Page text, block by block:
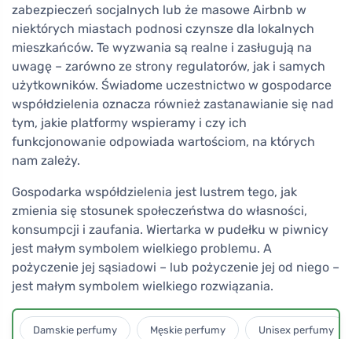
zabezpieczeń socjalnych lub że masowe Airbnb w
niektórych miastach podnosi czynsze dla lokalnych
mieszkańców. Te wyzwania są realne i zasługują na
uwagę – zarówno ze strony regulatorów, jak i samych
użytkowników. Świadome uczestnictwo w gospodarce
współdzielenia oznacza również zastanawianie się nad
tym, jakie platformy wspieramy i czy ich
funkcjonowanie odpowiada wartościom, na których
nam zależy.
Gospodarka współdzielenia jest lustrem tego, jak
zmienia się stosunek społeczeństwa do własności,
konsumpcji i zaufania. Wiertarka w pudełku w piwnicy
jest małym symbolem wielkiego problemu. A
pożyczenie jej sąsiadowi – lub pożyczenie jej od niego –
jest małym symbolem wielkiego rozwiązania.
Damskie perfumy Męskie perfumy Unisex perfumy